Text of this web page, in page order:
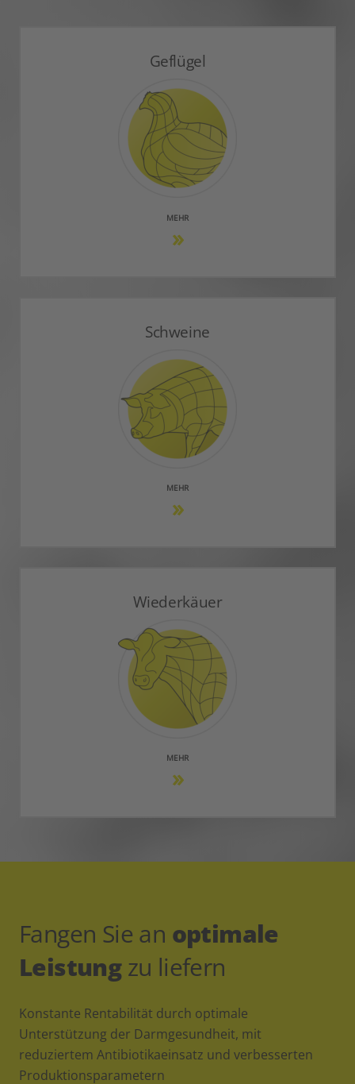
Geflügel
MEHR
Schweine
MEHR
Wiederkäuer
MEHR
Fangen Sie an optimale
Leistungzu liefern
Konstante Rentabilität durch optimale
Unterstützung der Darmgesundheit, mit
reduziertem Antibiotikaeinsatz und verbesserten
Produktionsparametern